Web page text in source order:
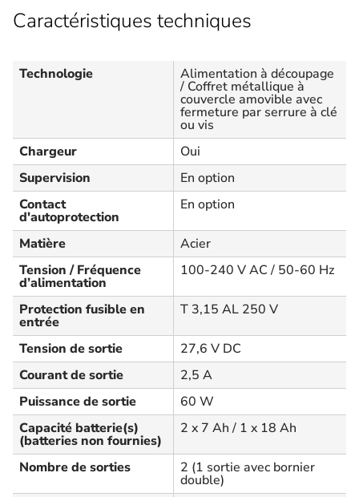
Caractéristiques techniques
Technologie Alimentation à découpage
/ Coffret métallique à
couvercle amovible avec
fermeture par serrure à clé
ou vis
Chargeur
Oui
Supervision
En option
Contact
d'autoprotection
En option
Matière
Acier
Tension / Fréquence
d’alimentation
100-240 V AC / 50-60 Hz
Protection fusible en
entrée
T 3,15 AL 250 V
Tension de sortie
27,6 V DC
Courant de sortie
2,5 A
Puissance de sortie
60 W
Capacité batterie(s)
(batteries non fournies)
2 x 7 Ah / 1 x 18 Ah
Nombre de sorties 2 (1 sortie avec bornier
double)